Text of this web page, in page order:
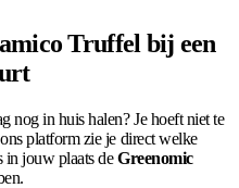
Truffel bij een
nog in huis halen? Je hoeft niet te
platform zie je direct welke
in jouw plaats deGreenomic